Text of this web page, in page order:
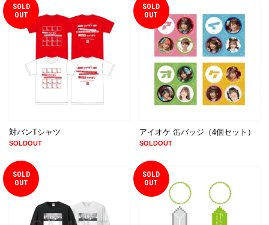
SOLD
OUT
対バンTシャツ
SOLDOUT
SOLD
OUT
アイオケ 缶バッジ（4個セット）
SOLDOUT
SOLD
OUT
SOLD
OUT